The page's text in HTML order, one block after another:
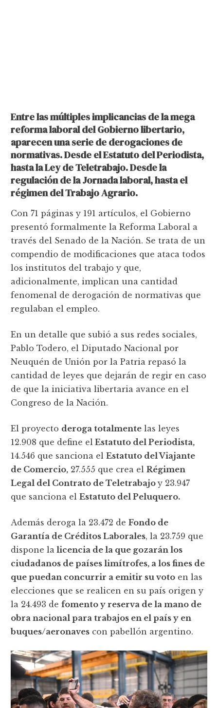
Entre las múltiples implicancias de la mega
reforma laboral del Gobierno libertario,
aparecen una serie de derogaciones de
normativas. Desde el Estatuto del Periodista,
hasta la Ley de Teletrabajo. Desde la
regulación de la Jornada laboral, hasta el
régimen del Trabajo Agrario.
Con 71 páginas y 191 artículos, el Gobierno
presentó formalmente la Reforma Laboral a
través del Senado de la Nación. Se trata de un
compendio de modificaciones que ataca todos
los institutos del trabajo y que,
adicionalmente, implican una cantidad
fenomenal de derogación de normativas que
regulaban el empleo.
En un detalle que subió a sus redes sociales,
Pablo Todero, el Diputado Nacional por
Neuquén de Unión por la Patria repasó la
cantidad de leyes que dejarán de regir en caso
de que la iniciativa libertaria avance en el
Congreso de la Nación.
El proyecto deroga totalmente las leyes
12.908 que define el Estatuto del Periodista,
14.546 que sanciona elEstatuto del Viajante
de Comercio, 27.555 que crea elRégimen
Legal del Contrato de Teletrabajoy 23.947
que sanciona elEstatuto del Peluquero.
Además deroga la 23.472 deFondo de
Garantía de Créditos Laborales, la 23.759 que
dispone la licencia de la que gozarán los
ciudadanos de países limítrofes, a los fines de
que puedan concurrir a emitir su voto en las
elecciones que se realicen en su país origen y
la 24.493 defomento y reserva de la mano de
obra nacional para trabajos en el país y en
buques/aeronaves con pabellón argentino.